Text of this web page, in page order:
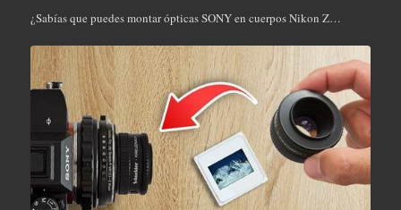
¿Sabías que puedes montar ópticas SONY en cuerpos Nikon Z…